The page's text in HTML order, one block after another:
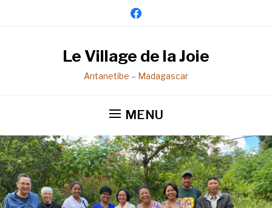
facebook
Le Village de la Joie
Antanetibe – Madagascar
MENU